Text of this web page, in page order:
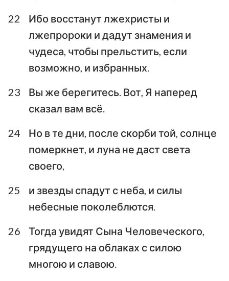
1 2 3 4 5 6
8
9
22
Ибо восстанут лжехристы и
лжепророки и дадут знамения и
чудеса, чтобы прельстить, если
возможно, и избранных.
23
Вы же берегитесь. Вот, Я наперед
сказал вам всё.
24
Но в те дни, после скорби той, солнце
померкнет, и луна не даст света
своего,
25
и звезды спадут с неба, и силы
небесные поколеблются.
26
Тогда увидят Сына Человеческого,
грядущего на облаках с силою
многою и славою.